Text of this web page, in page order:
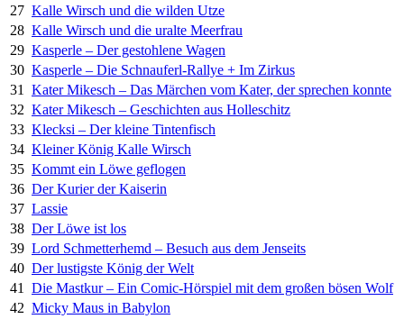
27 Kalle Wirsch und die wilden Utze
28 Kalle Wirsch und die uralte Meerfrau
29 Kasperle – Der gestohlene Wagen
30 Kasperle – Die Schnauferl-Rallye + Im Zirkus
31
Kater Mikesch – Das Märchen vom Kater, der sprechen konnte
32 Kater Mikesch – Geschichten aus Holleschitz
33 Klecksi – Der kleine Tintenfisch
34 Kleiner König Kalle Wirsch
35 Kommt ein Löwe geflogen
36 Der Kurier der Kaiserin
37 Lassie
38 Der Löwe ist los
39 Lord Schmetterhemd – Besuch aus dem Jenseits
40 Der lustigste König der Welt
41
Die Mastkur – Ein Comic-Hörspiel mit dem großen bösen Wolf
42 Micky Maus in Babylon